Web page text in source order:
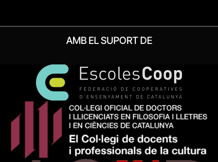
AMB EL SUPORT DE